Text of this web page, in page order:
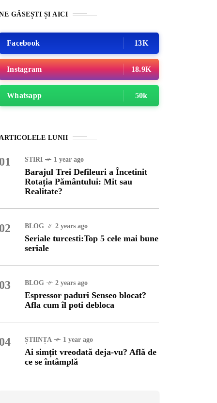
GĂSEȘTI ȘI AICI
Facebook 13K
Instagram 18.9K
Whatsapp 50k
LUNII
01 STIRI 1 year ago
Barajul Trei Defileuri a Încetinit
Rotația Pământului: Mit sau
Realitate?
02 BLOG 2 years ago
Seriale turcesti:Top 5 cele mai bune
seriale
03 BLOG 2 years ago
Espressor paduri Senseo blocat?
Afla cum îl poti debloca
04 ȘTIINȚA 1 year ago
Ai simțit vreodată deja-vu? Află de
ce se întâmplă
Rotația Pământului:
sau Realitate?
2 years ago
2 years ago
cum îl poti
1 year ago
de ce se întâmplă